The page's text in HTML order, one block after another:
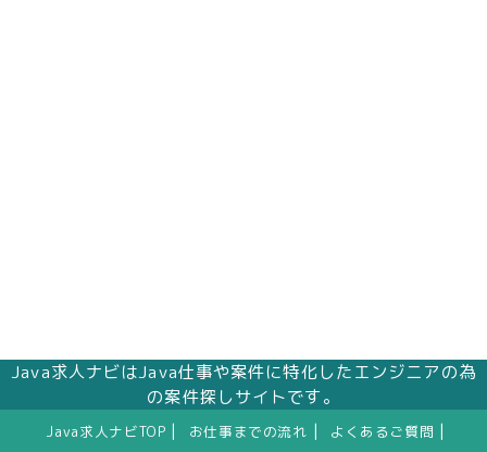
Java求人ナビはJava仕事や案件に特化したエンジニアの為
の案件探しサイトです。
Java求人ナビTOP お仕事までの流れ よくあるご質問